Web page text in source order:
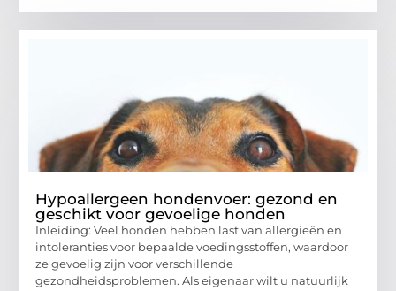
Hypoallergeen hondenvoer: gezond en
geschikt voor gevoelige honden
Inleiding: Veel honden hebben last van allergieën en
intoleranties voor bepaalde voedingsstoffen, waardoor
ze gevoelig zijn voor verschillende
gezondheidsproblemen. Als eigenaar wilt u natuurlijk